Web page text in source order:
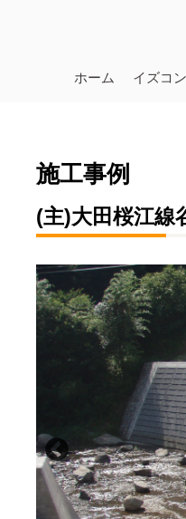
ホーム イズコ
施工事例
(主)大田桜江線